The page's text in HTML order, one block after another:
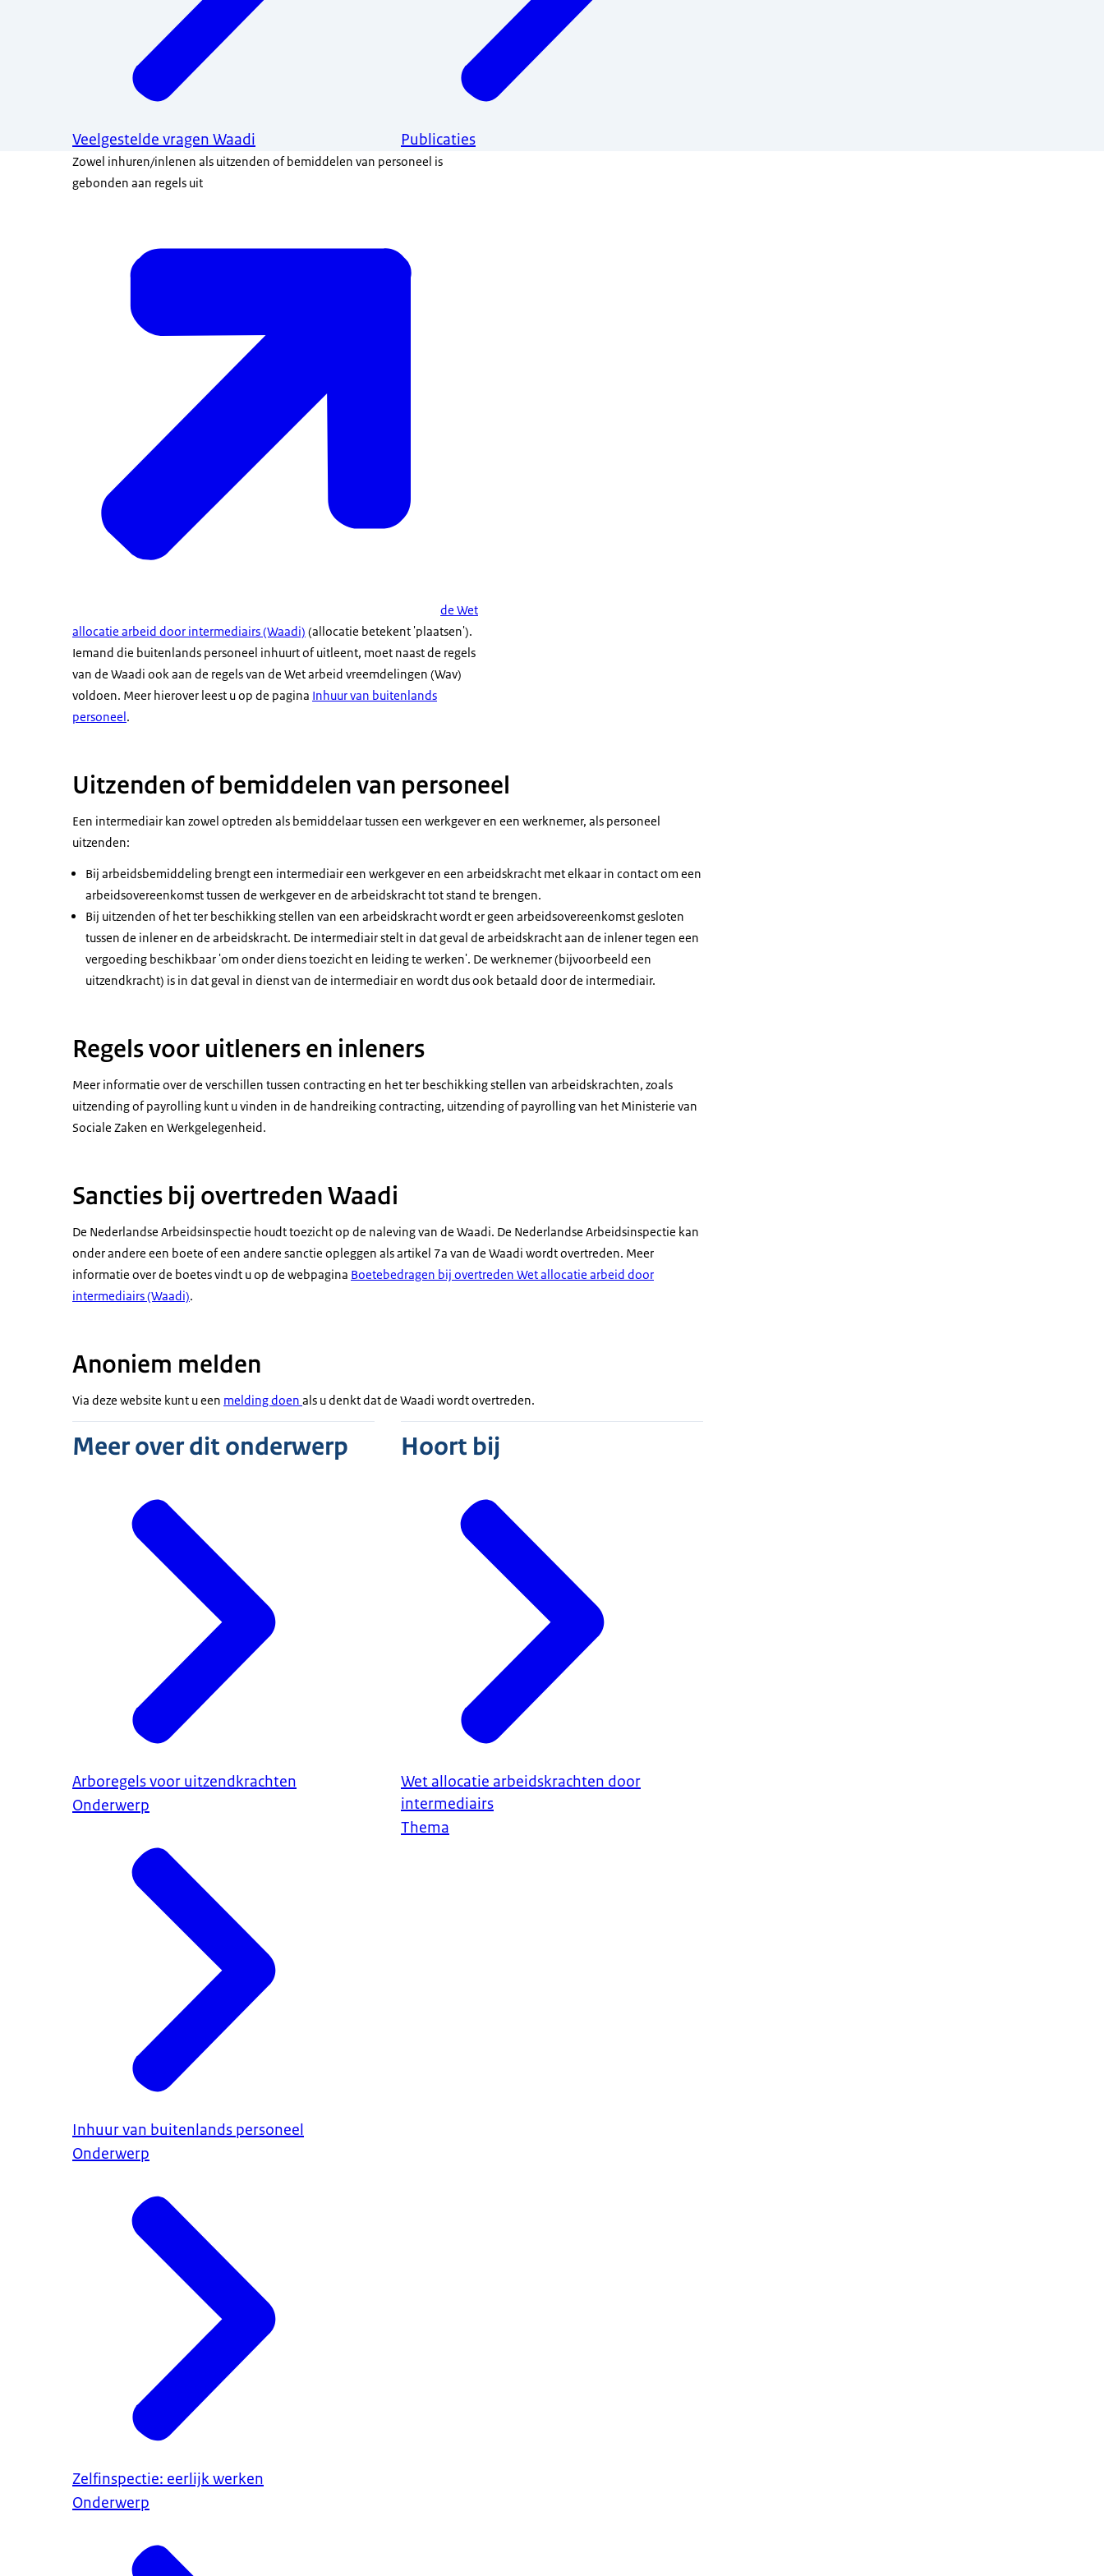
Veelgestelde vragen Waadi Publicaties
Zowel inhuren/inlenen als uitzenden of bemiddelen van personeel is
gebonden aan regels uit
de Wet
allocatie arbeid door intermediairs (Waadi) (allocatie betekent 'plaatsen').
Iemand die buitenlands personeel inhuurt of uitleent, moet naast de regels
van de Waadi ook aan de regels van de Wet arbeid vreemdelingen (Wav)
voldoen. Meer hierover leest u op de pagina Inhuur van buitenlands
personeel.
Uitzenden of bemiddelen van personeel
Een intermediair kan zowel optreden als bemiddelaar tussen een werkgever en een werknemer, als personeel
uitzenden:
Bij arbeidsbemiddeling brengt een intermediair een werkgever en een arbeidskracht met elkaar in contact om een
arbeidsovereenkomst tussen de werkgever en de arbeidskracht tot stand te brengen.
Bij uitzenden of het ter beschikking stellen van een arbeidskracht wordt er geen arbeidsovereenkomst gesloten
tussen de inlener en de arbeidskracht. De intermediair stelt in dat geval de arbeidskracht aan de inlener tegen een
vergoeding beschikbaar 'om onder diens toezicht en leiding te werken'. De werknemer (bijvoorbeeld een
uitzendkracht) is in dat geval in dienst van de intermediair en wordt dus ook betaald door de intermediair.
Regels voor uitleners en inleners
Meer informatie over de verschillen tussen contracting en het ter beschikking stellen van arbeidskrachten, zoals
uitzending of payrolling kunt u vinden in de handreiking contracting, uitzending of payrollingvan het Ministerie van
Sociale Zaken en Werkgelegenheid.
Sancties bij overtreden Waadi
De Nederlandse Arbeidsinspectie houdt toezicht op de naleving van de Waadi. De Nederlandse Arbeidsinspectie kan
onder andere een boete of een andere sanctie opleggen als artikel 7a van de Waadi wordt overtreden. Meer
informatie over de boetes vindt u op de webpagina Boetebedragen bij overtreden Wet allocatie arbeid door
intermediairs (Waadi).
Anoniem melden
Via deze website kunt u een melding doen als u denkt dat de Waadi wordt overtreden.
Meer over dit onderwerp
Arboregels voor uitzendkrachten
Onderwerp
Inhuur van buitenlands personeel
Onderwerp
Zelfinspectie: eerlijk werken
Onderwerp
Hoort bij
Wet allocatie arbeidskrachten door
intermediairs
Thema